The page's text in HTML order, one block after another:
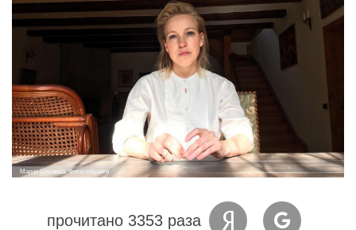
Мария Шалаева. Фото: соцсети
прочитано 3353 раза